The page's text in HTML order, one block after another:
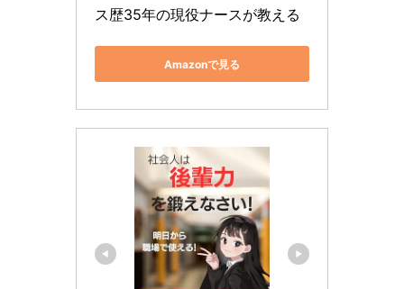
ス歴35年の現役ナースが教える
Amazonで見る